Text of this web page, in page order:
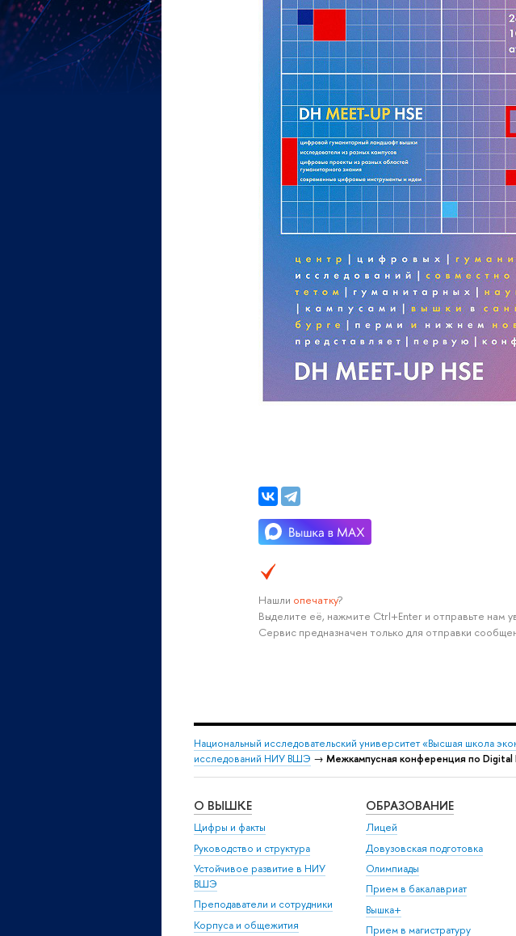
Нашли опечатку?
Выделите её, нажмите Ctrl+Enter и отправьте нам
Сервис предназначен только для отправки
Национальный исследовательский университет «Высшая школа
исследований НИУ ВШЭ → Межкампусная конференция по
О ВЫШКЕ
Цифры и факты
Руководство и структура
Устойчивое развитие в НИУ
ВШЭ
Преподаватели и сотрудники
Корпуса и общежития
ОБРАЗОВАНИЕ
Лицей
Довузовская подготовка
Олимпиады
Прием в бакалавриат
Вышка+
Прием в магистратуру